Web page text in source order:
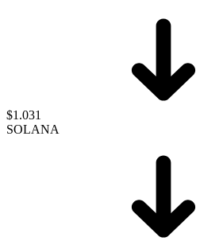
$1.031
SOLANA